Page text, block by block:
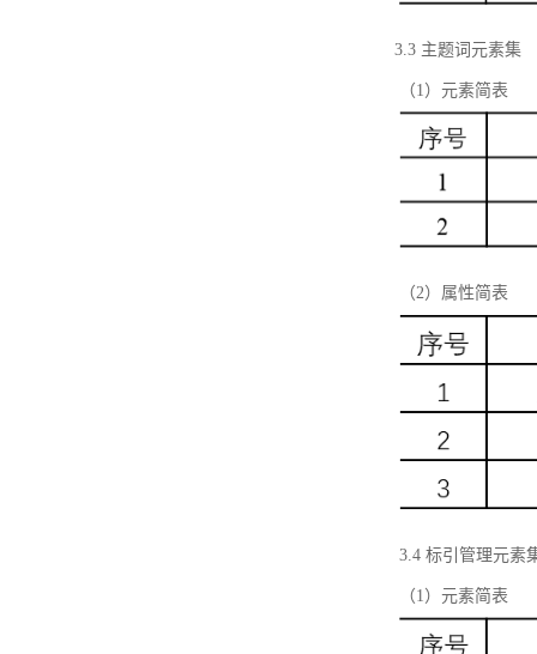
3.3 主题词元素集
（1）元素简表
（2）属性简表
3.4 标引管理元素
（1）元素简表